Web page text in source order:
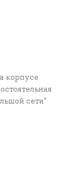
корпусе
сети"